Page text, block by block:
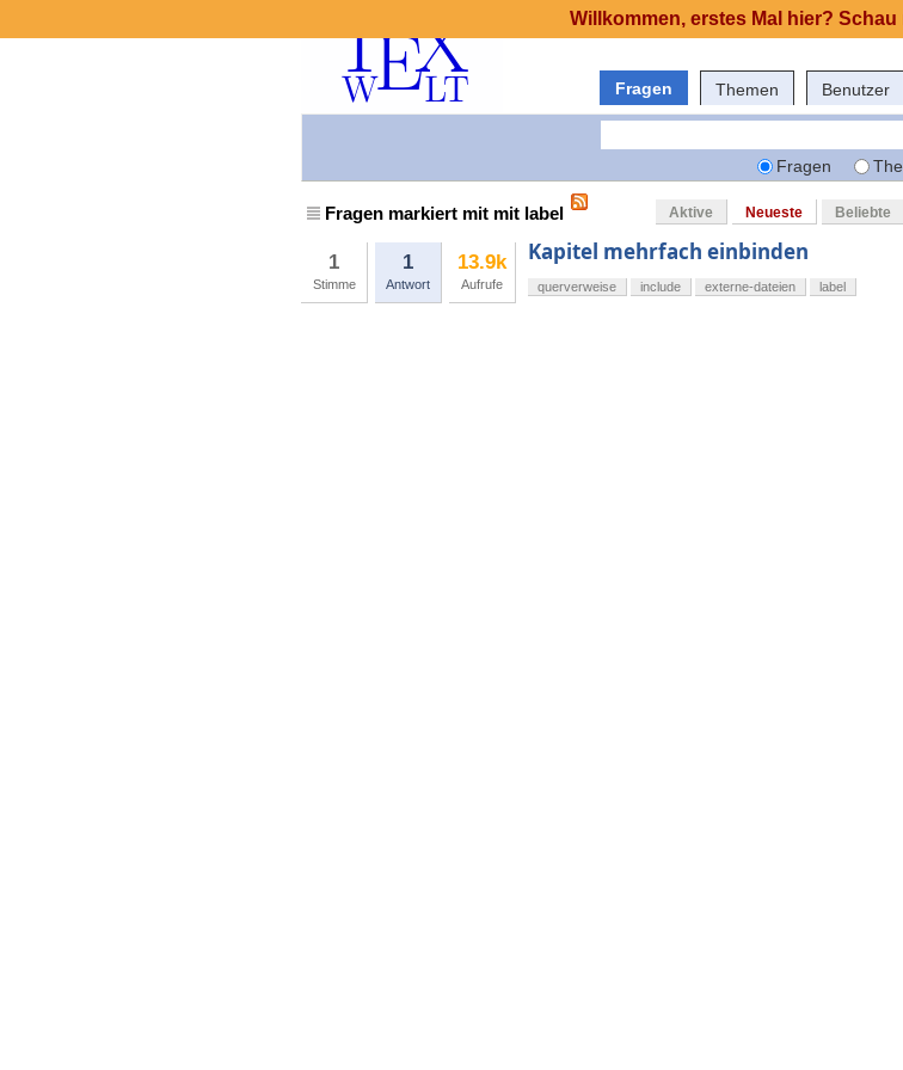
Fragen Themen Benutzer
Fragen
Fragen markiert mit mit label Aktive Neueste Beliebte
1
Stimme
1
Antwort
13.9k
Aufrufe
Kapitel mehrfach einbinden
querverweise include externe-dateien label
Willkommen, erstes Mal hier? Schau